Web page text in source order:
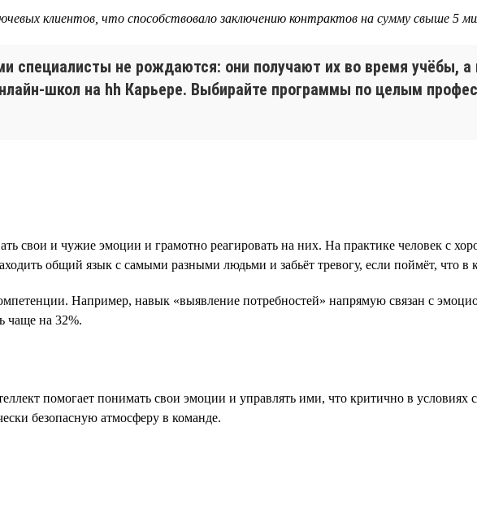
клиентов, что способствовало заключению контрактов на сумму свыше 5
не рождаются: они получают их во время учёбы, а
школ на hh Карьере. Выбирайте программы по целым
свои и чужие эмоции и грамотно реагировать на них. На практике человек с
общий язык с самыми разными людьми и забьёт тревогу, если поймёт, что в
Например, навык «выявление потребностей» напрямую связан с
чаще на 32%.
помогает понимать свои эмоции и управлять ими, что критично в условиях
безопасную атмосферу в команде.